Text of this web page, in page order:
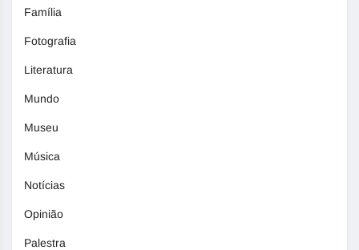
Família
Fotografia
Literatura
Mundo
Museu
Música
Notícias
Opinião
Palestra